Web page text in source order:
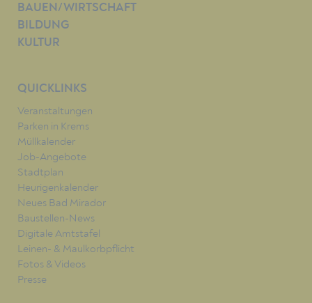
BAUEN/WIRTSCHAFT
BILDUNG
KULTUR
QUICKLINKS
Veranstaltungen
Parken in Krems
Müllkalender
Job-Angebote
Stadtplan
Heurigenkalender
Neues Bad Mirador
Baustellen-News
Digitale Amtstafel
Leinen- & Maulkorbpflicht
Fotos & Videos
Presse